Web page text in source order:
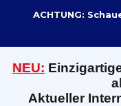
ACHTUNG:
NEU: E
Aktueller